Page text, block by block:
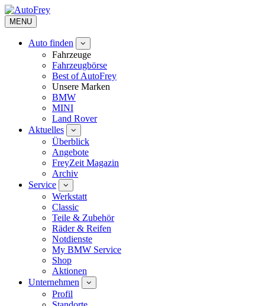
MENU
Auto finden
Fahrzeuge
Fahrzeugbörse
Best of AutoFrey
Unsere Marken
BMW
MINI
Land Rover
Aktuelles
Überblick
Angebote
FreyZeit Magazin
Archiv
Service
Werkstatt
Classic
Teile & Zubehör
Räder & Reifen
Notdienste
My BMW Service
Shop
Aktionen
Unternehmen
Profil